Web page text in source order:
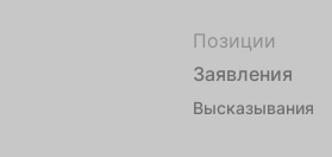
Позиции
Заявления
Высказывания